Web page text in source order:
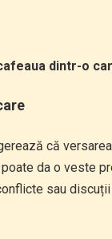
dintr-o
că
da o veste
sau